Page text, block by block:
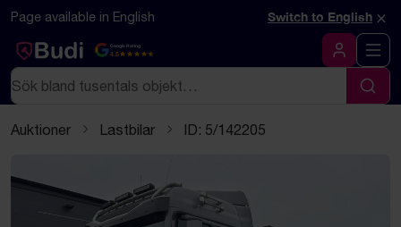
Hoppa till innehåll
Textbaserad (markdown) version av denna sida
Page available in English Switch to English ×
Google Rating
4.5
Logga in
Sök
Sök
Auktioner Lastbilar ID: 5/142205